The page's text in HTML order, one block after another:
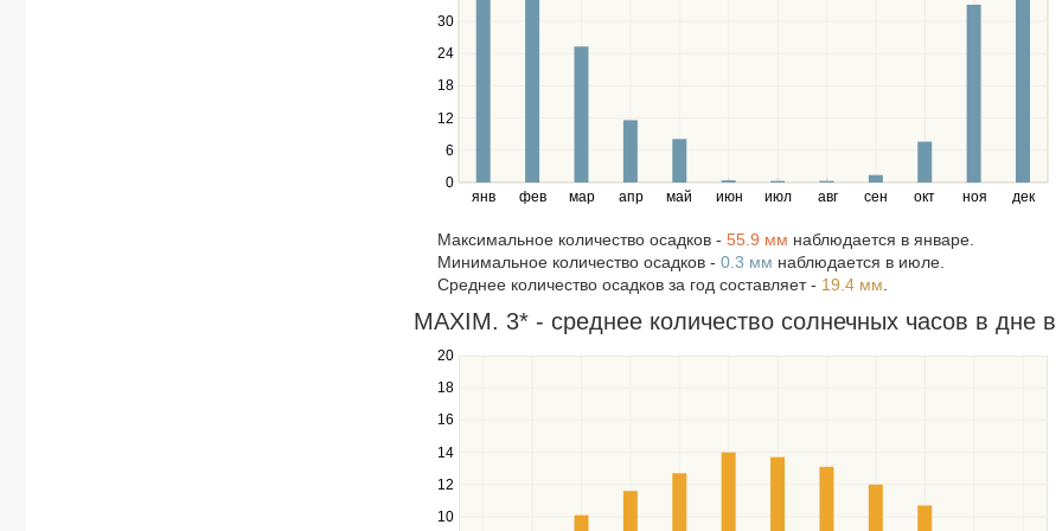
янв фев мар апр май июн июл авг сен окт ноя дек
0
6
12
18
24
30
navigate
series.
Use
the
and
right
navigate
through
items
in
a
series.
Максимальное количество осадков - 55.9 мм наблюдается в январе.
Минимальное количество осадков - 0.3 мм наблюдается в июле.
Среднее количество осадков за год составляет - 19.4 мм
MAXIM. 3* - среднее количество солнечных часов в дне в
10
12
14
16
18
20
Use
the
and
down
to
navigate